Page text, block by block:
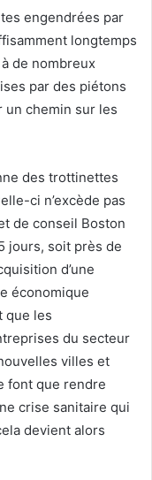
engendrées par
longtemps
de nombreux
par des piétons
un chemin sur les
des trottinettes
ci n’excède pas
de conseil Boston
jours, soit près de
d’une
économique
que les
du secteur
villes et
font que rendre
crise sanitaire qui
devient alors